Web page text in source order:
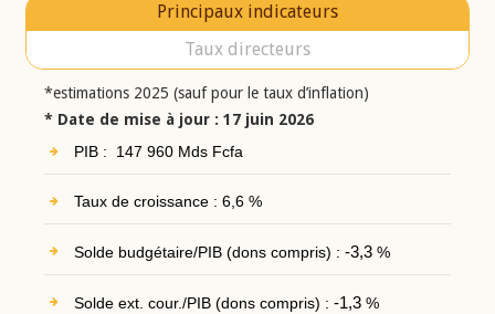
Principaux indicateurs
Taux directeurs
*estimations 2025 (sauf pour le taux d’inflation)
* Date de mise à jour : 17 juin 2026
PIB : 147 960 Mds Fcfa
Taux de croissance : 6,6 %
Solde budgétaire/PIB (dons compris) : -3,3%
Solde ext. cour./PIB (dons compris) : -1,3%